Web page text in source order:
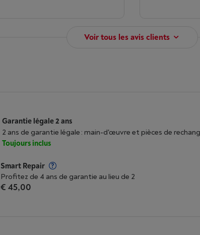
Voir tous les avis clients
Garantie légale 2 ans
2 ans de garantie légale : main-d'œuvre et pièces de
Toujours inclus
Smart Repair
Profitez de 4 ans de garantie au lieu de 2
€ 45,00